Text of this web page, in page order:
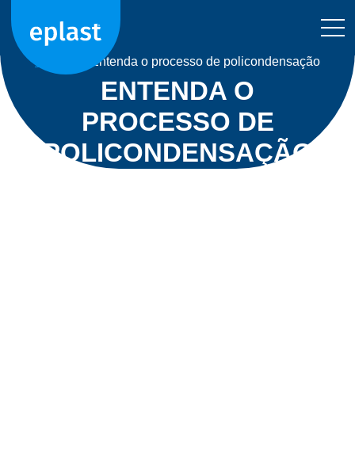
Entenda o processo de policondensação
ENTENDA O
PROCESSO DE
POLICONDENSAÇÃO